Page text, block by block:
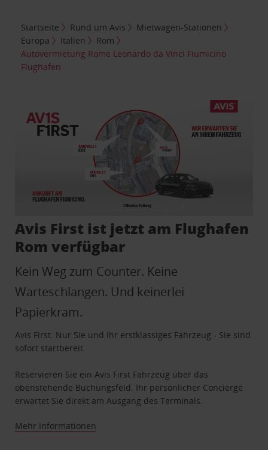
Startseite Rund um Avis
Mietwagen-Stationen
Europa
Italien
Rom
Autovermietung Rome Leonardo da Vinci Fiumicino
Flughafen
Avis First ist jetzt am Flughafen
Rom verfügbar
Kein Weg zum Counter. Keine
Warteschlangen. Und keinerlei
Papierkram.
Avis First. Nur Sie und Ihr erstklassiges Fahrzeug - Sie sind
sofort startbereit.
Reservieren Sie ein Avis First Fahrzeug über das
obenstehende Buchungsfeld. Ihr persönlicher Concierge
erwartet Sie direkt am Ausgang des Terminals.
Mehr Informationen